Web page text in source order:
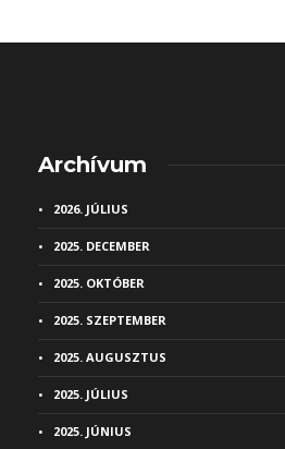
Archívum
2026. JÚLIUS
2025. DECEMBER
2025. OKTÓBER
2025. SZEPTEMBER
2025. AUGUSZTUS
2025. JÚLIUS
2025. JÚNIUS